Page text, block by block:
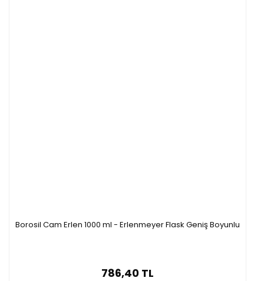
Borosil Cam Erlen 1000 ml - Erlenmeyer Flask Geniş Boyunlu
786,40 TL